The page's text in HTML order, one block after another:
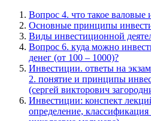
Вопрос 4. что такое
Основные принципы
Виды инвестиционной
Вопрос 6. куда можно
денег (от 100 – 1000)?
Инвестиции. ответы на
2. понятие и принципы
(сергей викторович
Инвестиции: конспект
определение,